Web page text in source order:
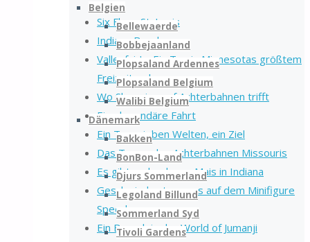
Belgien
Bellewaerde
Bobbejaanland
Plopsaland Ardennes
Plopsaland Belgium
Walibi Belgium
Dänemark
Bakken
BonBon-Land
Djurs Sommerland
Legoland Billund
Sommerland Syd
Tivoli Gardens
Six Flags St. Louis
Indiana Beach
Valleyfair! – Ein Tag in Minnesotas größtem
Freizeitpark
Wo Shopping auf Achterbahnen trifft
Eine legendäre Fahrt
Ein Tag, sieben Welten, ein Ziel
Das Tor zu den Achterbahnen Missouris
Es gibt mehr als nur Mais in Indiana
Geschwind unterwegs auf dem Minifigure
Speedway
Ein Besuch in der World of Jumanji